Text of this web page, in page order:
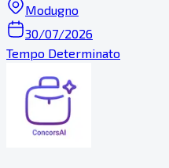
Modugno
30/07/2026
Tempo Determinato